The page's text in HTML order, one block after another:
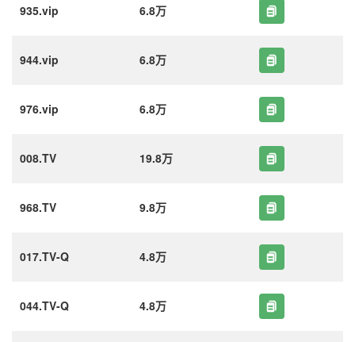
935.vip 6.8万
944.vip 6.8万
976.vip 6.8万
008.TV 19.8万
968.TV 9.8万
017.TV-Q 4.8万
044.TV-Q 4.8万